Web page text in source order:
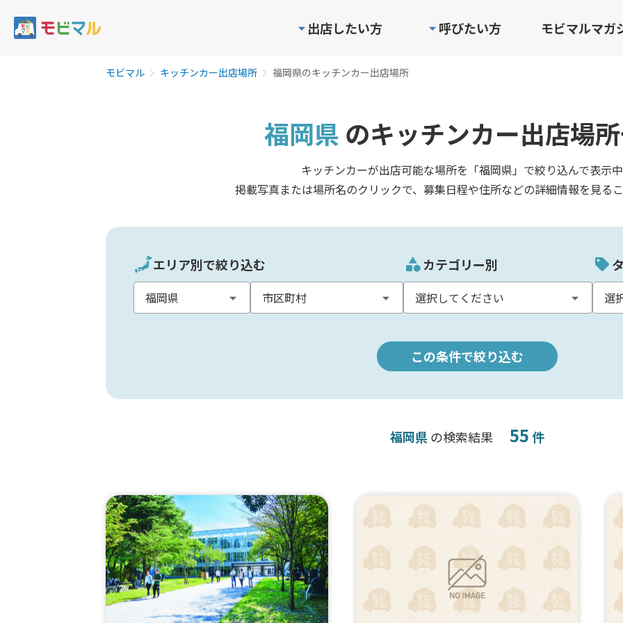
出店したい方 呼びたい方 モビマルマガ
モビマル キッチンカー出店場所 福岡県のキッチンカー出店場所
福岡県 のキッチンカー出店場
キッチンカーが出店可能な場所を「福岡県」で絞り込んで表示
掲載写真または場所名のクリックで、募集日程や住所などの詳細情報を見る
エリア別で絞り込む カテゴリー別
この条件で絞り込む
福岡県の検索結果 55件